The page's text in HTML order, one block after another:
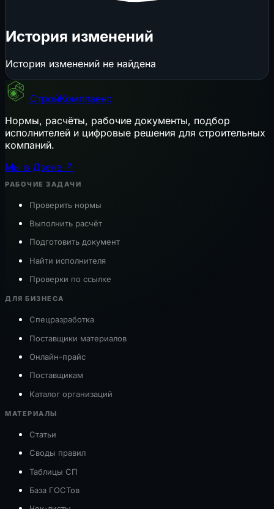
История изменений
История изменений не найдена
СтройКомплаенс
Нормы, расчёты, рабочие документы, подбор
исполнителей и цифровые решения для строительных
компаний.
Мы в Дзене ↗
РАБОЧИЕ ЗАДАЧИ
Проверить нормы
Выполнить расчёт
Подготовить документ
Найти исполнителя
Проверки по ссылке
ДЛЯ БИЗНЕСА
Спецразработка
Поставщики материалов
Онлайн-прайс
Поставщикам
Каталог организаций
МАТЕРИАЛЫ
Статьи
Своды правил
Таблицы СП
База ГОСТов